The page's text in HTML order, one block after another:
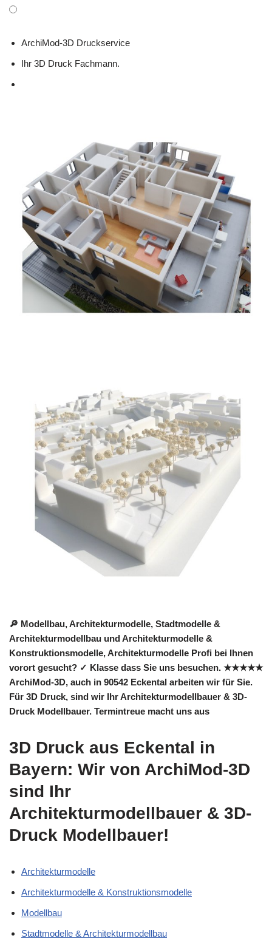
ArchiMod-3D Druckservice
Ihr 3D Druck Fachmann.
🔎 Modellbau, Architekturmodelle, Stadtmodelle &
Architekturmodellbau und Architekturmodelle &
Konstruktionsmodelle, Architekturmodelle Profi bei Ihnen
vorort gesucht? ✓ Klasse dass Sie uns besuchen. ★★★★★
ArchiMod-3D, auch in 90542 Eckental arbeiten wir für Sie.
Für 3D Druck, sind wir Ihr Architekturmodellbauer & 3D-
Druck Modellbauer. Termintreue macht uns aus
3D Druck aus Eckental in
Bayern: Wir von ArchiMod-3D
sind Ihr
Architekturmodellbauer & 3D-
Druck Modellbauer!
Architekturmodelle
Architekturmodelle & Konstruktionsmodelle
Modellbau
Stadtmodelle & Architekturmodellbau